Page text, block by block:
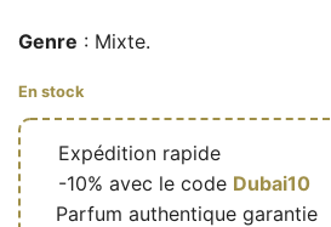
Genre : Mixte.
En stock
Expédition rapide
-10% avec le code Dubai10
Parfum authentique garantie